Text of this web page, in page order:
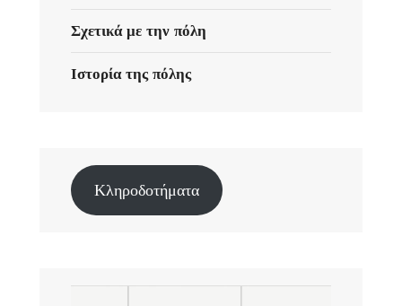
Σχετικά με την πόλη
Ιστορία της πόλης
Κληροδοτήματα